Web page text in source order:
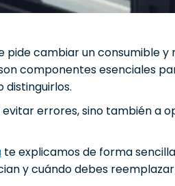
cambiar un consumible
componentes esenciales
errores, sino también a
te explicamos de forma
y cuándo debes